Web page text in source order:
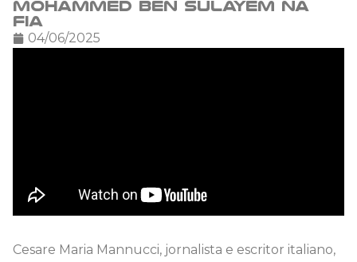
Mohammed Ben Sulayem na
FIA
04/06/2025
Cesare Maria Mannucci, jornalista e escritor italiano,